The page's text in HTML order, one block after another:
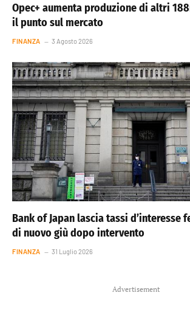
Opec+ aumenta produzione di altri
il punto sul mercato
FINANZA 3 Agosto 2026
Bank of Japan lascia tassi d’interesse
di nuovo giù dopo intervento
FINANZA 31 Luglio 2026
Advertisement